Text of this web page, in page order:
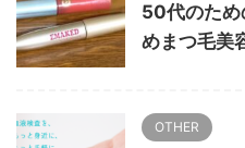
50代のため
めまつ毛美
OTHER